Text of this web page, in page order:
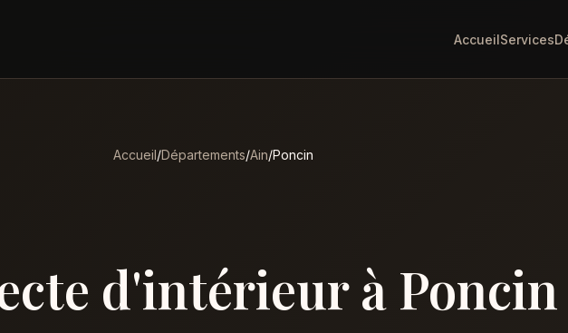
AccueilServices
Accueil/Départements/Ain/Poncin
d'intérieur à Poncin